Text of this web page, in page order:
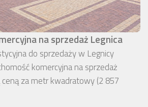
na sprzedaż Legnica
do sprzedaży w Legnicy
komercyjna na sprzedaż
za metr kwadratowy (2 857